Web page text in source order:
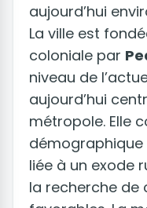
aujourd’hui
La ville est
coloniale par
niveau de
aujourd’hui
métropole. Elle
démographique
liée à un exode
la recherche de